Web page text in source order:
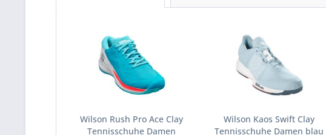
Wilson Rush Pro Ace Clay
Tennisschuhe Damen
Wilson Kaos Swift Clay
Tennisschuhe Damen blau